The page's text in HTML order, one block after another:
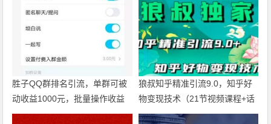
胜子QQ群排名引流，单群可被
动收益1000元，批量操作收益
更甚【视频课程】
狼叔知乎精准引流9.0，知乎好
物变现技术（21节视频课程+话
术指导）